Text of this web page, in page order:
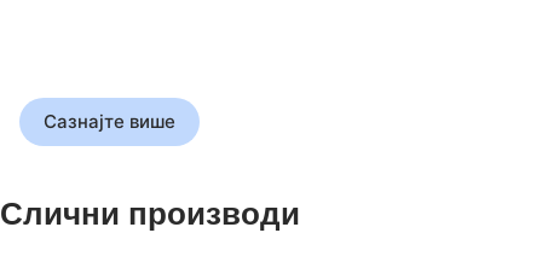
Сазнајте више
Слични производи